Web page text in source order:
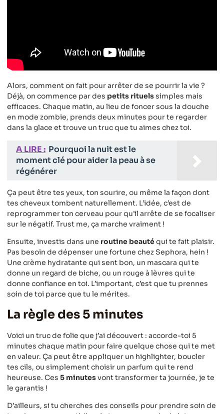
Alors, comment on fait pour arrêter de se pourrir la vie ?
Déjà, on commence par des petits rituelssimples mais
efficaces. Chaque matin, au lieu de foncer sous la douche
en mode zombie, prends deux minutes pour te regarder
dans la glace et trouve un truc que tu aimes chez toi.
A LIRE : Pourquoi la nuit est le
moment clé pour aider la peau à se
régénérer
Ça peut être tes yeux, ton sourire, ou même la façon dont
tes cheveux tombent naturellement. L’idée, c’est de
reprogrammer ton cerveau pour qu’il arrête de se focaliser
sur le négatif. Trust me, ça marche vraiment !
Ensuite, investis dans une routine beautéqui te fait plaisir.
Pas besoin de dépenser une fortune chez Sephora, hein !
Une crème hydratante qui sent bon, un mascara qui te
donne un regard de biche, ou un rouge à lèvres qui te
donne confiance en toi. L’important, c’est que tu prennes
soin de toi parce que tu le mérites.
La règle des 5 minutes
Voici un truc de folie que j’ai découvert : accorde-toi 5
minutes chaque matin pour faire quelque chose qui te met
en valeur. Ça peut être appliquer un highlighter, boucler
tes cils, ou simplement choisir un parfum qui te rend
heureuse. Ces 5 minutesvont transformer ta journée, je te
le garantis !
D’ailleurs, si tu cherches des conseils pour prendre soin de